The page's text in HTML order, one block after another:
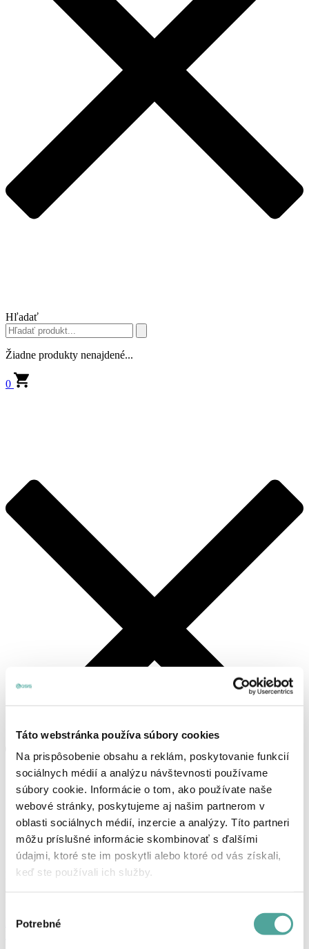
Táto webstránka používa súbory cookies
Na prispôsobenie obsahu a reklám, poskytovanie funkcií
sociálnych médií a analýzu návštevnosti používame
súbory cookie. Informácie o tom, ako používate naše
webové stránky, poskytujeme aj našim partnerom v
oblasti sociálnych médií, inzercie a analýzy. Títo partneri
môžu príslušné informácie skombinovať s ďalšími
údajmi, ktoré ste im poskytli alebo ktoré od vás získali,
keď ste používali ich služby.
súhlasu
Potrebné
Hľadať
Žiadne produkty nenajdené...
0
Košík
Prihlásenie, alebo registrácia